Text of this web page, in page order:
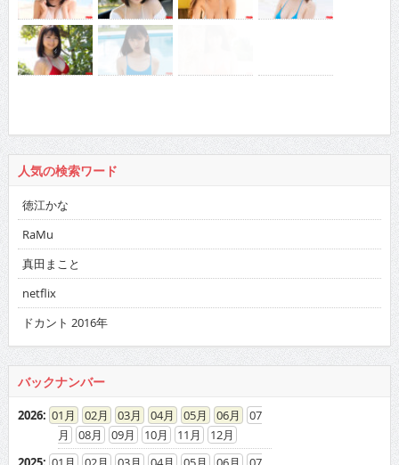
人気の検索ワード
徳江かな
RaMu
真田まこと
netflix
ドカント 2016年
バックナンバー
2026: 01 02 03 04 05 06
07
08
09 10 11
12